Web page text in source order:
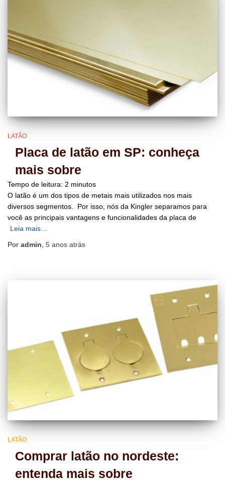
LATÃO
Placa de latão em SP: conheça
mais sobre
Tempo de leitura: 2 minutos
O latão é um dos tipos de metais mais utilizados nos mais
diversos segmentos. Por isso, nós da Kingler separamos para
você as principais vantagens e funcionalidades da placa de
Leia mais…
Por admin 5 anos atrás
LATÃO
Comprar latão no nordeste:
entenda mais sobre